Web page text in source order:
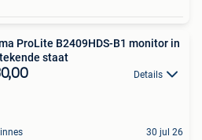
ProLite B2409HDS-B1 monitor in
staat
Details
30 jul 26